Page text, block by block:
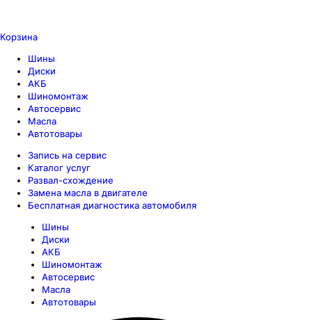
Корзина
Шины
Диски
АКБ
Шиномонтаж
Автосервис
Масла
Автотовары
Запись на сервис
Каталог услуг
Развал-схождение
Замена масла в двигателе
Бесплатная диагностика автомобиля
Шины
Диски
АКБ
Шиномонтаж
Автосервис
Масла
Автотовары